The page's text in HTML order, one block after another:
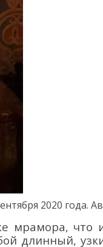
2020 года.
мрамора, что
длинный,